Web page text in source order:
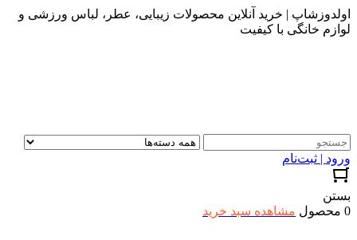
اولدوزشاپ | خرید آنلاین محصولات زیبایی، عطر، لباس ورزشی و
لوازم خانگی با کیفیت
ورود | ثبت‌نام
بستن
0 محصول
مشاهده سبد خرید